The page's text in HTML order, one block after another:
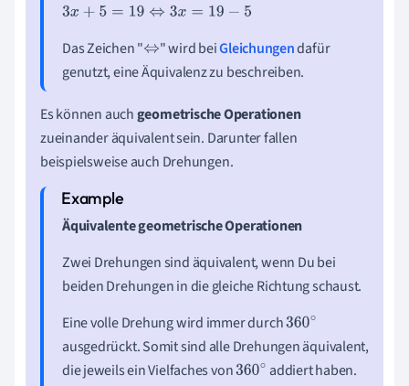
3x+ 5= 19 ⇔ 3x= 19− 5
Das Zeichen "⇔" wird beiGleichungendafür
genutzt, eine Äquivalenz zu beschreiben.
Es können auchgeometrische Operationen
zueinander äquivalent sein. Darunter fallen
beispielsweise auch Drehungen.
Äquivalente geometrische Operationen
Zwei Drehungen sind äquivalent, wenn Du bei
beiden Drehungen in die gleiche Richtung schaust.
Eine volle Drehung wird immer durch360∘
ausgedrückt. Somit sind alle Drehungen äquivalent,
die jeweils ein Vielfaches von360∘ addiert haben.